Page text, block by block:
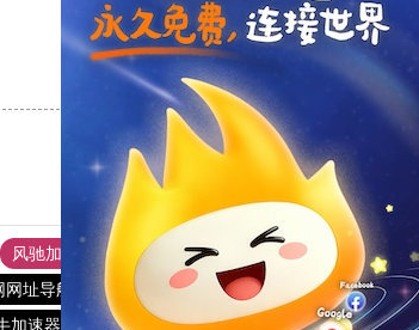
[0]
风驰加速器
旋风加速器
址导航 软件中心 雷霆加速
狂飙加速器
加速器 速云梯加速器官网
蜜蜂加速器